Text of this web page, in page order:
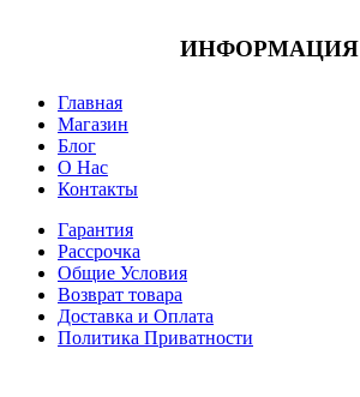
ИНФОРМАЦИЯ
Главная
Магазин
Блог
О Нас
Контакты
Гарантия
Рассрочка
Общие Условия
Возврат товара
Доставка и Оплата
Политика Приватности